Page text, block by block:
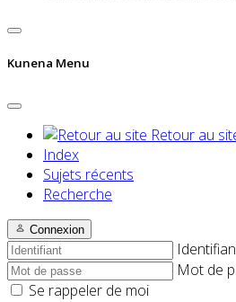
Kunena Menu
Retour au
Index
Sujets récents
Recherche
Connexion
Mot de
Se rappeler de moi